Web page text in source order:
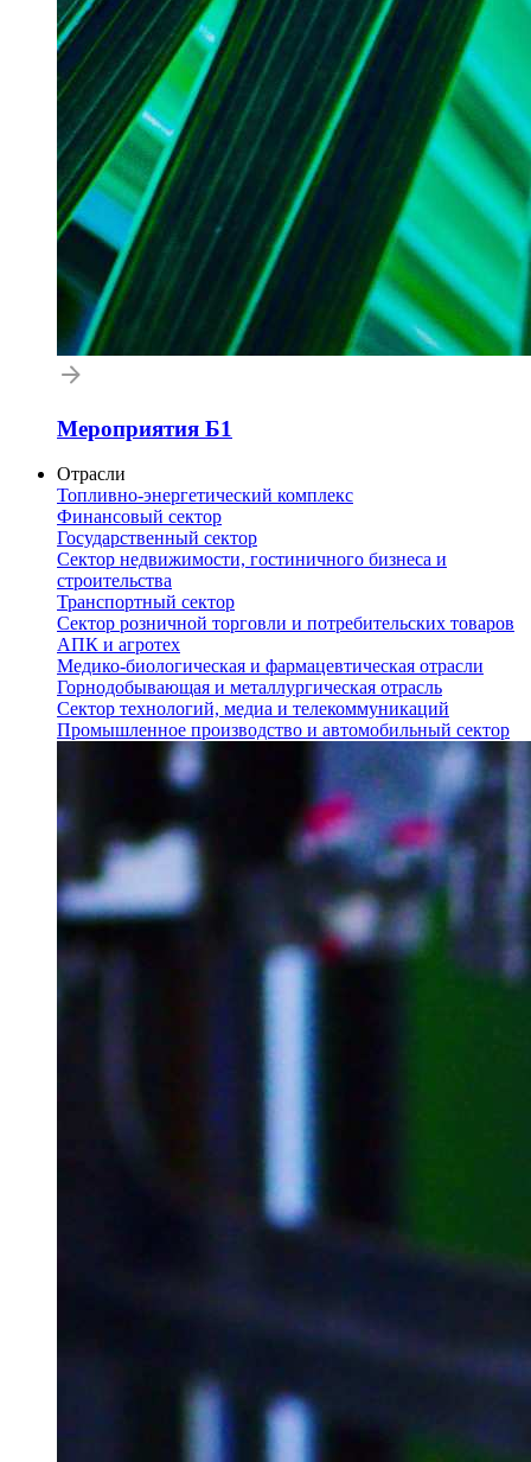
Мероприятия Б1
Отрасли
Топливно-энергетический комплекс
Финансовый сектор
Государственный сектор
Сектор недвижимости, гостиничного бизнеса и
строительства
Транспортный сектор
Сектор розничной торговли и потребительских товаров
АПК и агротех
Медико-биологическая и фармацевтическая отрасли
Горнодобывающая и металлургическая отрасль
Сектор технологий, медиа и телекоммуникаций
Промышленное производство и автомобильный сектор